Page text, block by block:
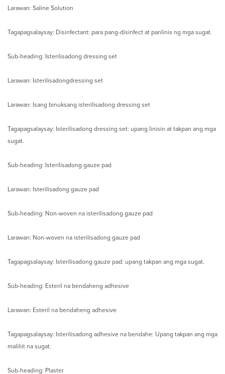
Larawan: Saline Solution
Tagapagsalaysay: Disinfectant: para pang-disinfect at panlinis ng mga sugat.
Sub-heading: Isterilisadong dressing set
Larawan: Isterilisadongdressing set
Larawan: Isang binuksang isterilisadong dressing set
Tagapagsalaysay: Isterilisadong dressing set: upang linisin at takpan ang mga
sugat.
Sub-heading: Isterilisadong gauze pad
Larawan: Isterilisadong gauze pad
Sub-heading: Non-woven na isterilisadong gauze pad
Larawan: Non-woven na isterilisadong gauze pad
Tagapagsalaysay: Isterilisadong gauze pad: upang takpan ang mga sugat.
Sub-heading: Esteril na bendaheng adhesive
Larawan: Esteril na bendaheng adhesive
Tagapagsalaysay: Isterilisadong adhesive na bendahe: Upang takpan ang mga
maliliit na sugat.
Sub-heading: Plaster